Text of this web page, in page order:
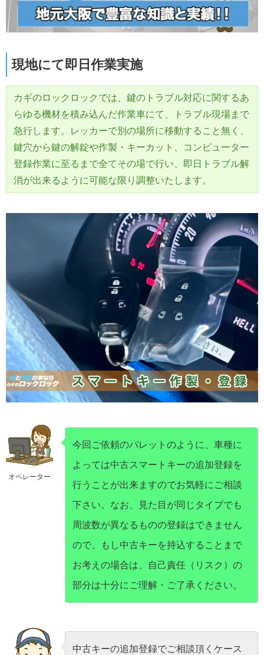
現地にて即日作業実施
カギのロックロックでは、鍵のトラブル対応に関するあ
らゆる機材を積み込んだ作業車にて、トラブル現場まで
急行します。レッカーで別の場所に移動すること無く、
鍵穴から鍵の解錠や作製・キーカット、コンピューター
登録作業に至るまで全てその場で行い、即日トラブル解
消が出来るように可能な限り調整いたします。
オペレーター
今回ご依頼のパレットのように、車種に
よっては中古スマートキーの追加登録を
行うことが出来ますのでお気軽にご相談
下さい。なお、見た目が同じタイプでも
周波数が異なるものの登録はできません
ので、もし中古キーを持込することまで
お考えの場合は、自己責任（リスク）の
部分は十分にご理解・ご了承ください。
中古キーの追加登録でご相談頂くケース